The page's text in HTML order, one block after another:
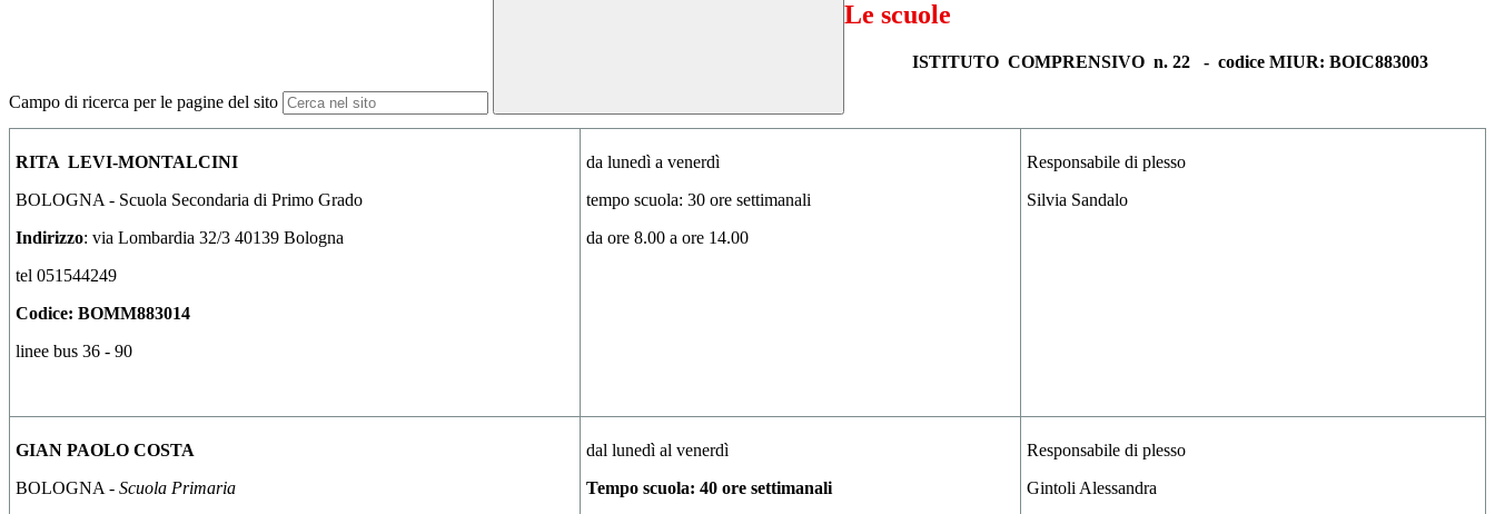
Campo di ricerca per le pagine del sito
Le scuole
ISTITUTO COMPRENSIVO n. 22- codice MIUR: BOIC883003
RITA LEVI-MONTALCINI
BOLOGNA - Scuola Secondaria di Primo Grado
Indirizzo: via Lombardia 32/3 40139 Bologna
tel 051544249
Codice: BOMM883014
linee bus 36 - 90
da lunedì a venerdì
tempo scuola: 30 ore settimanali
da ore 8.00 a ore 14.00
Responsabile di plesso
Silvia Sandalo
GIAN PAOLO COSTA
BOLOGNA - Scuola Primaria
dal lunedì al venerdì
Tempo scuola: 40 ore settimanali
Responsabile di plesso
Gintoli Alessandra